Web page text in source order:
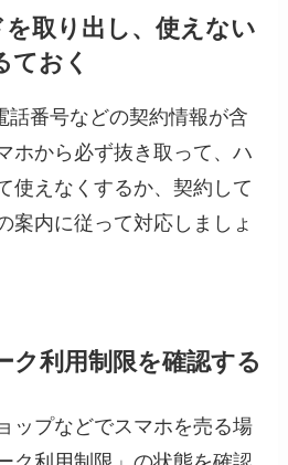
取り出し、使えない
ておく
話番号などの契約情報が含
ホから必ず抜き取って、ハ
使えなくするか、契約して
案内に従って対応しましょ
ク利用制限を確認する
ップなどでスマホを売る場